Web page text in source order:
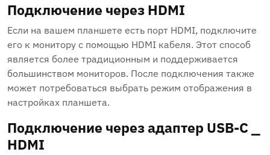
Подключение через HDMI
Если на вашем планшете есть порт HDMI, подключите
его к монитору с помощью HDMI кабеля. Этот способ
является более традиционным и поддерживается
большинством мониторов. После подключения также
может потребоваться выбрать режим отображения в
настройках планшета.
Подключение через адаптер USB-C ⎯
HDMI